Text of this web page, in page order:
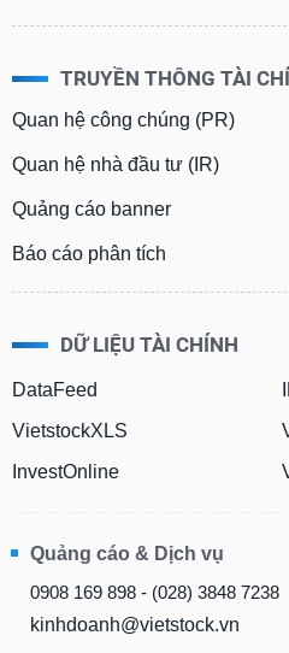
TRUYỀN THÔNG TÀI
Quan hệ công chúng (PR)
Quan hệ nhà đầu tư (IR)
Quảng cáo banner
Báo cáo phân tích
DỮ LIỆU TÀI CHÍNH
DataFeed
VietstockXLS
InvestOnline
Quảng cáo & Dịch vụ
0908 169 898 - (028) 3848 7238
kinhdoanh@vietstock.vn